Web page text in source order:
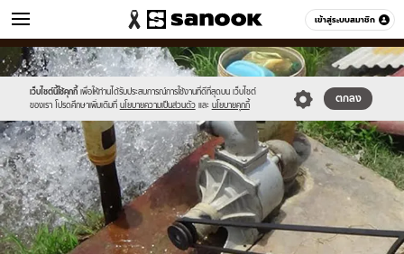
เข้าสู่ระบบสมาชิก
ข่าว หมวดอื่นๆ
เว็บไซต์นี้ใช้คุกกี้ เพื่อให้ท่านได้รับประสบการณ์การใช้งานที่ดีที่สุดบน เว็บไซต์
ของเรา โปรดศึกษาเพิ่มเติมที่ นโยบายความเป็นส่วนตัว และ นโยบายคุกกี้
ตกลง
Sanook
//s.isanook.com/sr/0/images/logo-
new-
sanook.png
600
60
//s.isanook.com/ns/0/ud/366/1833574/633350-
01.jpg